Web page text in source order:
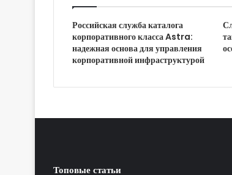
Российская служба каталога
корпоративного класса Astra:
надежная основа для управления
корпоративной инфраструктурой
Топовые статьи